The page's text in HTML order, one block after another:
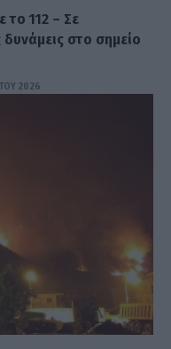
112 – Σε
δυνάμεις στο σημείο
2026